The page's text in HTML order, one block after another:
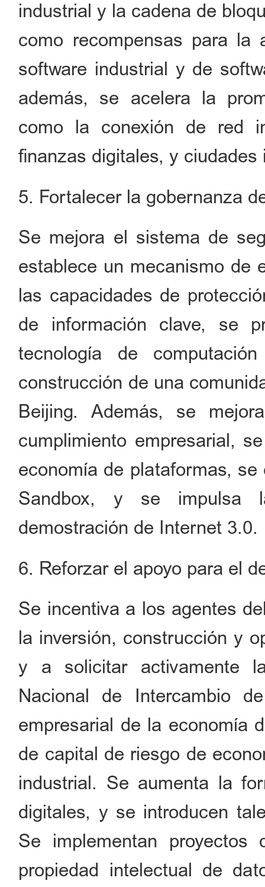
industrial y la cadena de
como recompensas para la
software industrial y de
además, se acelera la
como la conexión de red
finanzas digitales, y ciudades
5. Fortalecer la gobernanza
Se mejora el sistema de
establece un mecanismo de
las capacidades de
de información clave, se
tecnología de
construcción de una
Beijing. Además, se
cumplimiento empresarial,
economía de plataformas,
Sandbox, y se impulsa
demostración de Internet 3.0.
6. Reforzar el apoyo para el
Se incentiva a los agentes
la inversión, construcción y
y a solicitar activamente
Nacional de Intercambio
empresarial de la economía
de capital de riesgo de
industrial. Se aumenta la
digitales, y se introducen
Se implementan
propiedad intelectual de